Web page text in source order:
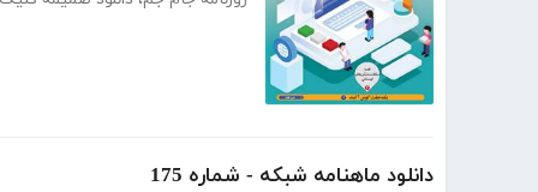
دانلود ماهنامه شبکه - شماره 175